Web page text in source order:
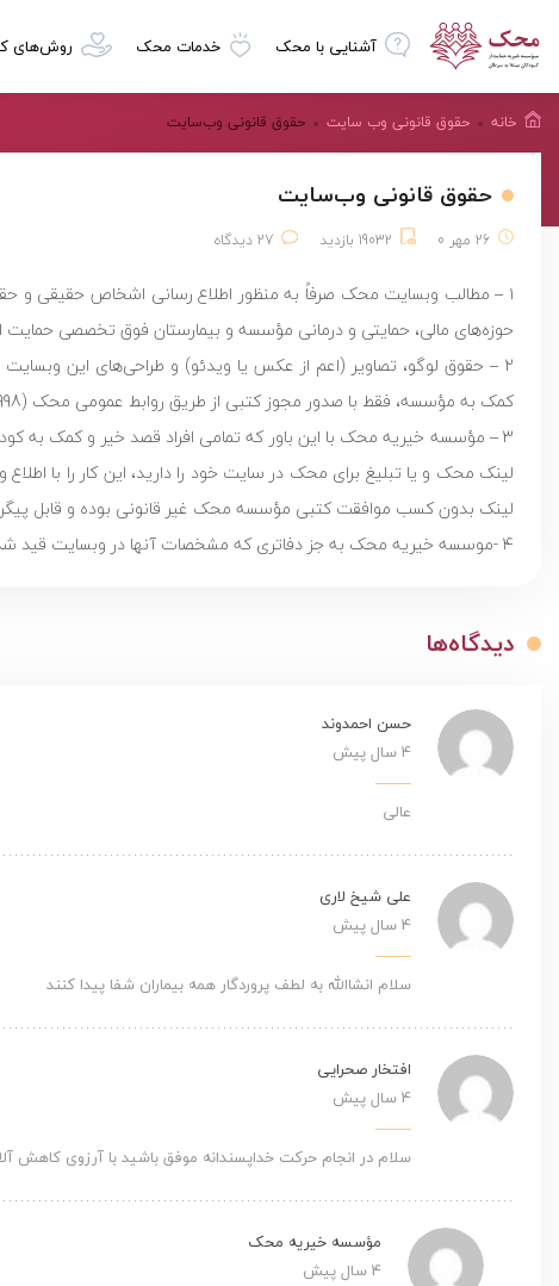
آشنایی با محک خدمات محک روش‌های
خانه حقوق قانونی وب سایت حقوق قانونی وب‌سایت
حقوق قانونی وب‌سایت
26 مهر 0 19032 بازدید 27 دیدگاه
۱ – مطالب وبسایت محک صرفاً به منظور اطلاع رسانی اشخاص حقیقی
حوزه‌های مالی، حمایتی و درمانی مؤسسه و بیمارستان فوق تخصصی
۲ – حقوق لوگو، تصاویر (اعم از عکس یا ویدئو) و طراحی‌های این
کمک به مؤسسه، فقط با صدور مجوز کتبی از طریق روابط عمومی محک (23501998) مجاز است.
۳ – مؤسسه خیریه محک با این باور که تمامی افراد قصد خیر و کمک به
لینک بدون کسب موافقت کتبی مؤسسه محک غیر قانونی بوده و قابل
۴ -موسسه خیریه محک به جز دفاتری که مشخصات آنها در وبسایت قید شده، شعبه یا دفتر نمایندگی دیگری در ایران یا خارج از ایران ندارد.
دیدگاه‌ها
حسن احمدوند
4 سال پیش
عالی
علی شیخ لاری
4 سال پیش
سلام انشاالله به لطف پروردگار همه بیماران شفا پیدا کنند
افتخار صحرایی
4 سال پیش
سلام در انجام حرکت خداپسندانه موفق باشید با آرزوی کاهش
مؤسسه خیریه محک
4 سال پیش